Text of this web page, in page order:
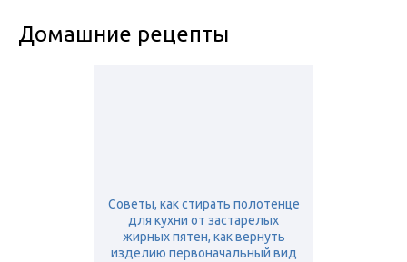
Домашние рецепты
Советы, как стирать полотенце
для кухни от застарелых
жирных пятен, как вернуть
изделию первоначальный вид